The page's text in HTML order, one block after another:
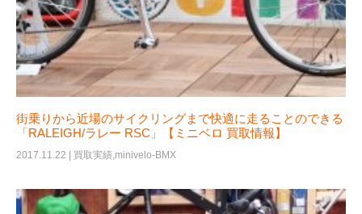
街乗りから近場のサイクリングまで快適に走ることのできる
「RALEIGH/ラレー RSC」【ミニベロ 買取情報】
2017.11.22 | 買取実績,minivelo-BMX